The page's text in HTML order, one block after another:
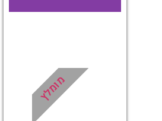
מציאת
מלון
מומלץ?
מומלץ